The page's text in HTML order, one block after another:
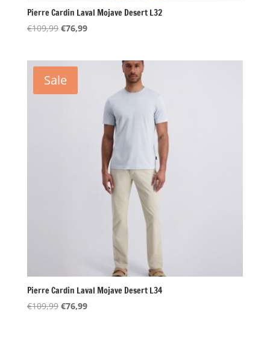
Pierre Cardin Laval Mojave Desert L32
€109,99 Oorspronkelijke
€109,99.
€76,99Huidige
Sale
Pierre Cardin Laval Mojave Desert L34
€109,99 Oorspronkelijke
€76,99Huidige